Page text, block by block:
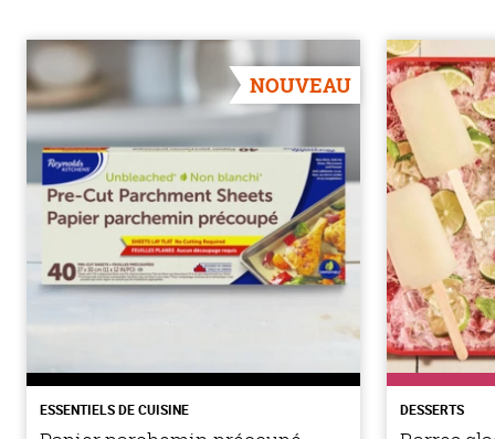
NOUVEAU
ESSENTIELS DE CUISINE DESSERTS